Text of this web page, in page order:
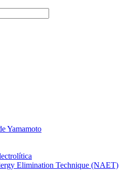
Yamamoto
Elimination Technique (NAET)